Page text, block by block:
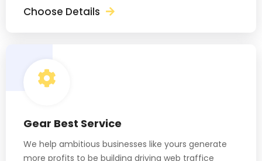
Choose Details
Gear Best Service
We help ambitious businesses like yours generate
more profits to be building driving web traffice